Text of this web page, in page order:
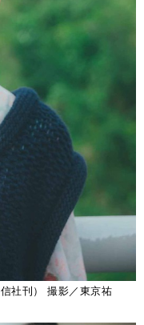
社刊） 撮影／東京祐